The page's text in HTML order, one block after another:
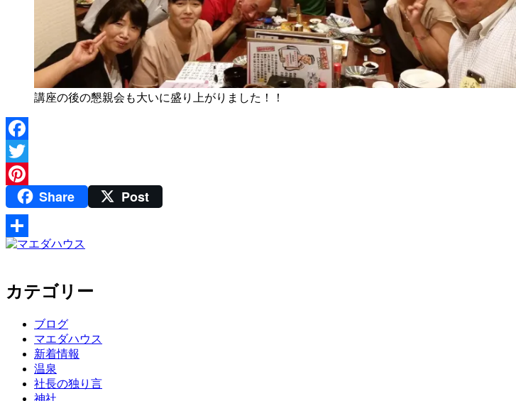
講座の後の懇親会も大いに盛り上がりました！！
Facebook
Twitter
PinterestShare Post
共
カテゴリー
ブログ
マエダハウス
新着情報
温泉
社長の独り言
神社